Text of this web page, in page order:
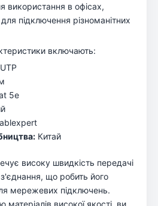
використання в офісах,
підключення різноманітних
включають:
UTP
5e
Китай
високу швидкість передачі
з'єднання, що робить його
мережевих підключень.
високої якості, ви